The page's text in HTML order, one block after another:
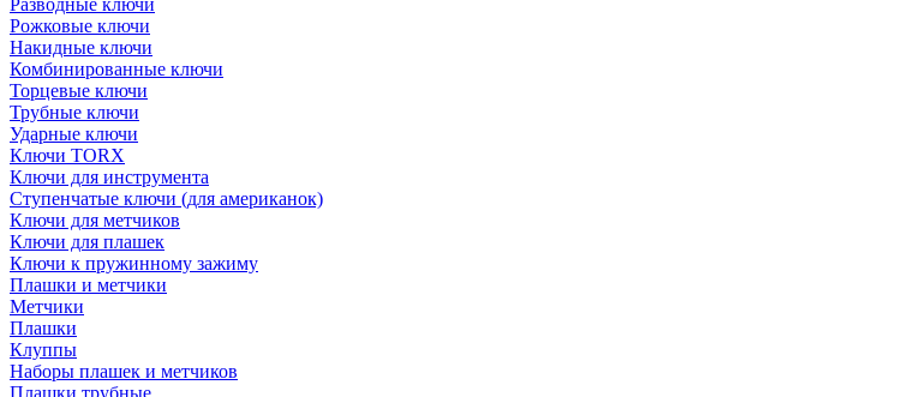
Разводные ключи
Рожковые ключи
Накидные ключи
Комбинированные ключи
Торцевые ключи
Трубные ключи
Ударные ключи
Ключи TORX
Ключи для инструмента
Ступенчатые ключи (для американок)
Ключи для метчиков
Ключи для плашек
Ключи к пружинному зажиму
Плашки и метчики
Метчики
Плашки
Клуппы
Наборы плашек и метчиков
Плашки трубные